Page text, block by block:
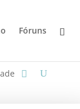
Fóruns